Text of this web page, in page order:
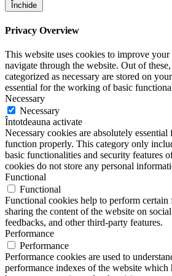
Închide
Privacy Overview
This website uses cookies to improve
navigate through the website. Out of
categorized as necessary are stored on
essential for the working of basic
Necessary
Necessary
Întotdeauna activate
Necessary cookies are absolutely
function properly. This category only
basic functionalities and security features
cookies do not store any personal
Functional
Functional
Functional cookies help to perform
sharing the content of the website on
feedbacks, and other third-party features.
Performance
Performance
Performance cookies are used to
performance indexes of the website which